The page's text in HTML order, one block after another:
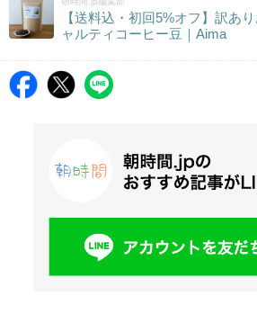
【送料込・初回5%オフ】訳あ
ャルティコーヒー豆｜Aima